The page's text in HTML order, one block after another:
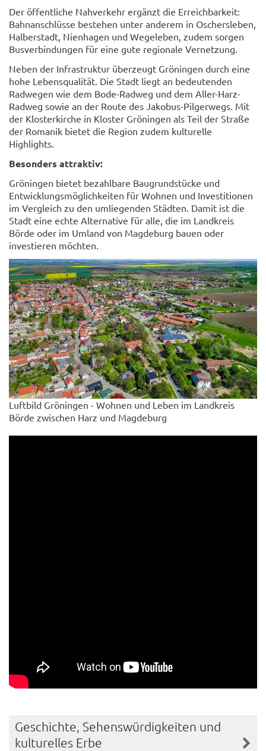
Der öffentliche Nahverkehr ergänzt die Erreichbarkeit:
Bahnanschlüsse bestehen unter anderem in Oschersleben,
Halberstadt, Nienhagen und Wegeleben, zudem sorgen
Busverbindungen für eine gute regionale Vernetzung.
Neben der Infrastruktur überzeugt Gröningen durch eine
hohe Lebensqualität. Die Stadt liegt an bedeutenden
Radwegen wie dem Bode-Radweg und dem Aller-Harz-
Radweg sowie an der Route des Jakobus-Pilgerwegs. Mit
der Klosterkirche in Kloster Gröningen als Teil der Straße
der Romanik bietet die Region zudem kulturelle
Highlights.
Besonders attraktiv:
Gröningen bietet bezahlbare Baugrundstücke und
Entwicklungsmöglichkeiten für Wohnen und Investitionen
im Vergleich zu den umliegenden Städten. Damit ist die
Stadt eine echte Alternative für alle, die im Landkreis
Börde oder im Umland von Magdeburg bauen oder
investieren möchten.
Luftbild Gröningen - Wohnen und Leben im Landkreis
Börde zwischen Harz und Magdeburg
Geschichte, Sehenswürdigkeiten und
kulturelles Erbe